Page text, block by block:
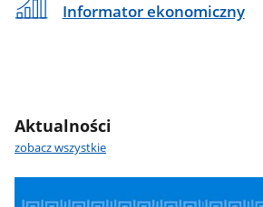
Informator ekonomiczny
Aktualności
zobacz wszystkie